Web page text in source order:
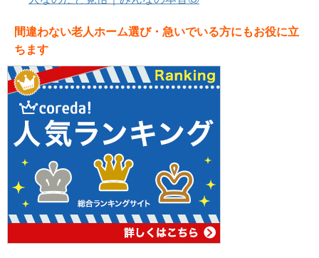
間違わない老人ホーム選び・急いでいる方にもお役に立
ちます